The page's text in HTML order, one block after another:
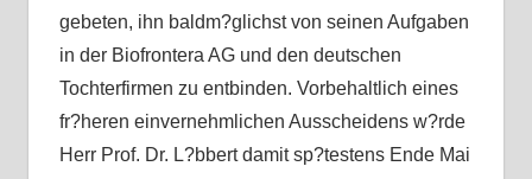
gebeten, ihn baldm?glichst von seinen Aufgaben
in der Biofrontera AG und den deutschen
Tochterfirmen zu entbinden. Vorbehaltlich eines
fr?heren einvernehmlichen Ausscheidens w?rde
Herr Prof. Dr. L?bbert damit sp?testens Ende Mai